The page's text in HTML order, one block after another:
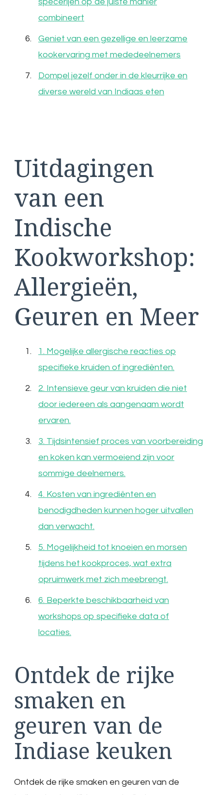
combineert
Geniet van een gezellige en leerzame
kookervaring met mededeelnemers
Dompel jezelf onder in de kleurrijke en
diverse wereld van Indiaas eten
Uitdagingen
van een
Indische
Kookworkshop:
Allergieën,
Geuren en Meer
1. Mogelijke allergische reacties op
specifieke kruiden of ingrediënten.
2. Intensieve geur van kruiden die niet
door iedereen als aangenaam wordt
ervaren.
3. Tijdsintensief proces van voorbereiding
en koken kan vermoeiend zijn voor
sommige deelnemers.
4. Kosten van ingrediënten en
benodigdheden kunnen hoger uitvallen
dan verwacht.
5. Mogelijkheid tot knoeien en morsen
tijdens het kookproces, wat extra
opruimwerk met zich meebrengt.
6. Beperkte beschikbaarheid van
workshops op specifieke data of
locaties.
Ontdek de rijke
smaken en
geuren van de
Indiase keuken
Ontdek de rijke smaken en geuren van de